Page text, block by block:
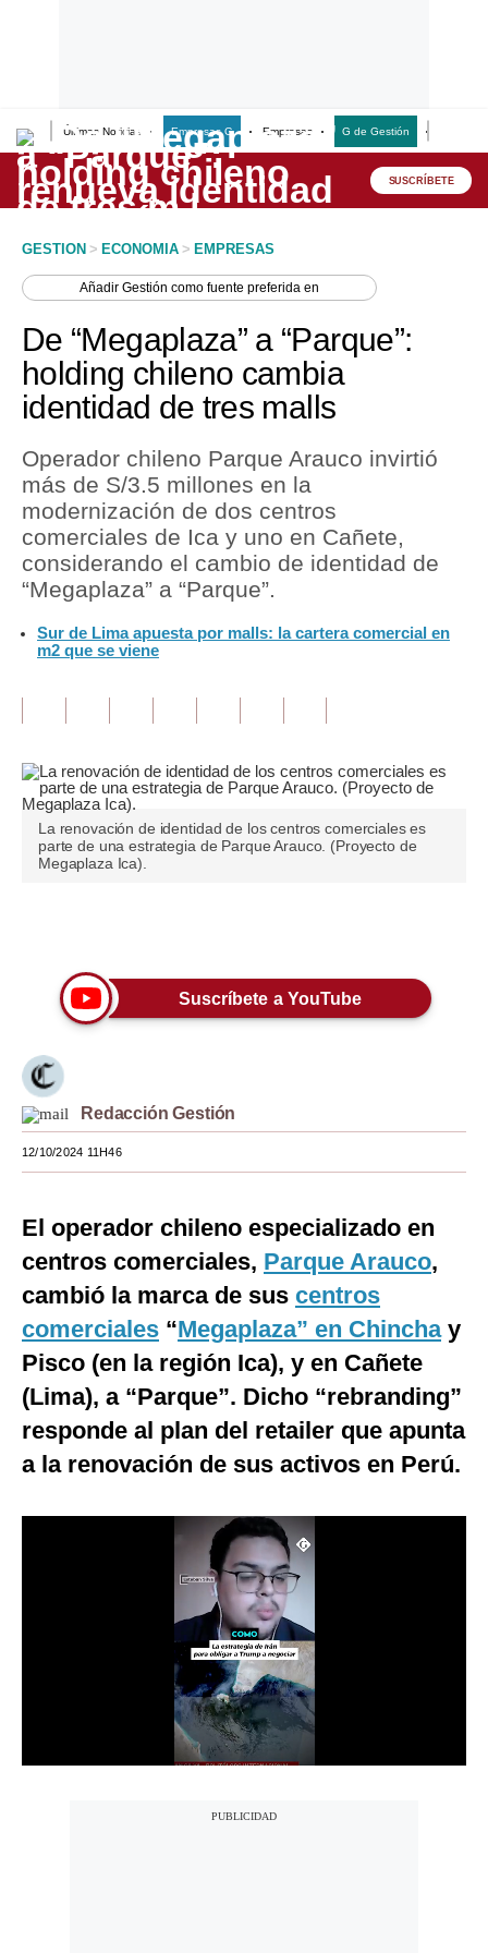
Últimas Noticias Empresas G Empresas G de Gestión
Lo último
Peru Quiosco
Economía
Mercados
Política
Finanzas Personales
Plus G
Opinión
Pregunta de hoy
Blogs
Tendencias
Moda
Mundo
España
Internacional
Club del Suscriptor
Mix
G de Gestión
SUSCRÍBETE
GESTION > ECONOMIA > EMPRESAS
AñadirGestión como fuente preferida en
De “Megaplaza” a “Parque”:
holding chileno cambia
identidad de tres malls
Operador chileno Parque Arauco invirtió
más de S/3.5 millones en la
modernización de dos centros
comerciales de Ica y uno en Cañete,
considerando el cambio de identidad de
“Megaplaza” a “Parque”.
Sur de Lima apuesta por malls: la cartera comercial en
m2 que se viene
La renovación de identidad de los centros comerciales es
parte de una estrategia de Parque Arauco. (Proyecto de
Megaplaza Ica).
Suscríbete a YouTube
Redacción Gestión
12/10/2024 11H46
El operador chileno especializado en
centros comerciales, Parque Arauco,
cambió la marca de sus centros
comerciales “Megaplaza” en Chinchay
Pisco (en la región Ica), y en Cañete
(Lima), a “Parque”. Dicho “rebranding”
responde al plan del retailer que apunta
a la renovación de sus activos en Perú.